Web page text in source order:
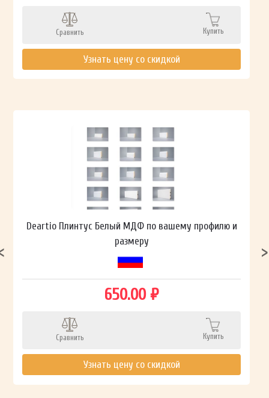
Сравнить Купить
Узнать цену со скидкой
Deartio Плинтус Белый МДФ по вашему профилю и
размеру
650.00 ₽
Сравнить Купить
Узнать цену со скидкой